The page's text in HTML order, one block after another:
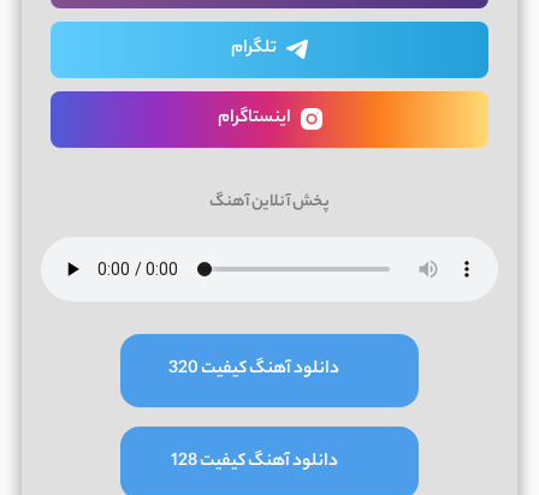
تلگرام
اینستاگرام
پخش آنلاین آهنگ
دانلود آهنگ کیفیت 320
دانلود آهنگ کیفیت 128